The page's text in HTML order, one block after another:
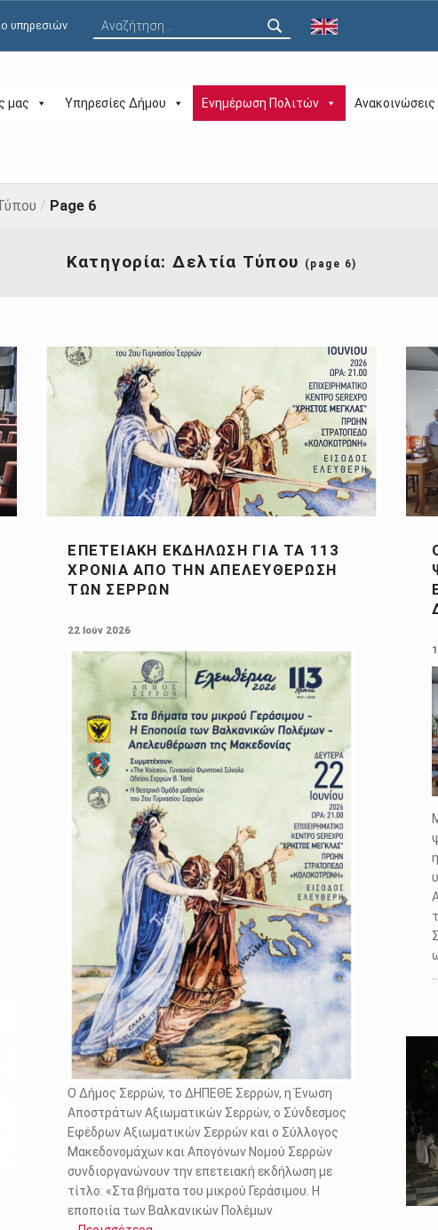
μας Υπηρεσίες Δήμου Ενημέρωση Πολιτών Ανακοινώσεις
υπηρεσιών
/ Page 6
Κατηγορία:Δελτία Τύπου (page 6)
ΕΠΕΤΕΙΑΚΉ ΕΚΔΉΛΩΣΗ ΓΙΑ ΤΑ 113
ΧΡΌΝΙΑ ΑΠΌ ΤΗΝ ΑΠΕΛΕΥΘΈΡΩΣΗ
ΤΩΝ ΣΕΡΡΏΝ
22 Ιούν 2026
Ο Δήμος Σερρών, το ΔΗΠΕΘΕ Σερρών, η Ένωση
Αποστράτων Αξιωματικών Σερρών, ο Σύνδεσμος
Εφέδρων Αξιωματικών Σερρών και ο Σύλλογος
Μακεδονομάχων και Απογόνων Νομού Σερρών
συνδιοργανώνουν την επετειακή εκδήλωση με
τίτλο: «Στα βήματα του μικρού Γεράσιμου. Η
εποποιία των Βαλκανικών Πολέμων